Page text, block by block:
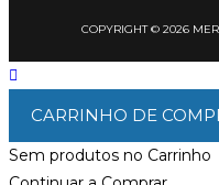
COPYRIGHT © 2026
CARRINHO DE
Sem produtos no Carrinho